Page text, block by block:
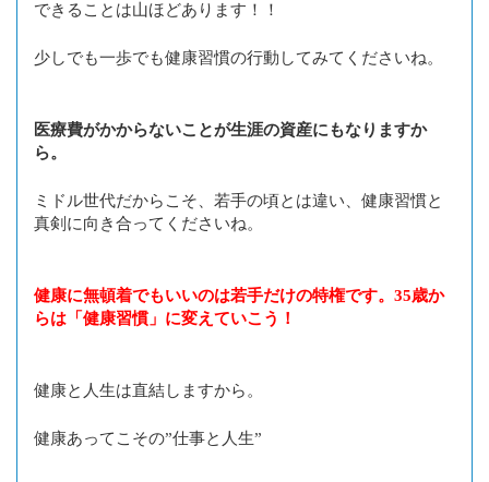
できることは山ほどあります！！
少しでも一歩でも健康習慣の行動してみてくださいね。
医療費がかからないことが生涯の資産にもなりますか
ら。
ミドル世代だからこそ、若手の頃とは違い、健康習慣と
真剣に向き合ってくださいね。
健康に無頓着でもいいのは若手だけの特権です。35歳か
らは「健康習慣」に変えていこう！
健康と人生は直結しますから。
健康あってこその”仕事と人生”